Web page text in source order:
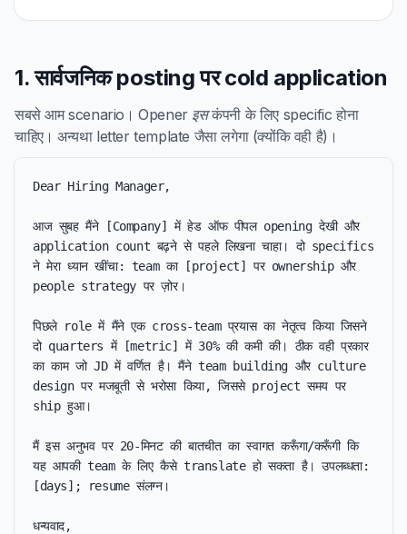
1. सार्वजनिक posting पर cold application
सबसे आम scenario। Opener इसकंपनी के लिए specific होना
चाहिए। अन्यथा letter template जैसा लगेगा (क्योंकि वही है)।
Dear Hiring Manager,
आज सुबह मैंने [Company] में हेड ऑफ पीपल opening देखी और
application count बढ़ने से पहले लिखना चाहा। दो specifics
ने मेरा ध्यान खींचा: team का [project] पर ownership और
people strategy पर ज़ोर।
पिछले role में मैंने एक cross-team प्रयास का नेतृत्व किया जिसने
दो quarters में [metric] में 30% की कमी की। ठीक वही प्रकार
का काम जो JD में वर्णित है। मैंने team building और culture
design पर मजबूती से भरोसा किया, जिससे project समय पर
ship हुआ।
मैं इस अनुभव पर 20-मिनट की बातचीत का स्वागत करूँगा/करूँगी कि
यह आपकी team के लिए कैसे translate हो सकता है। उपलब्धता:
[days]; resume संलग्न।
धन्यवाद,